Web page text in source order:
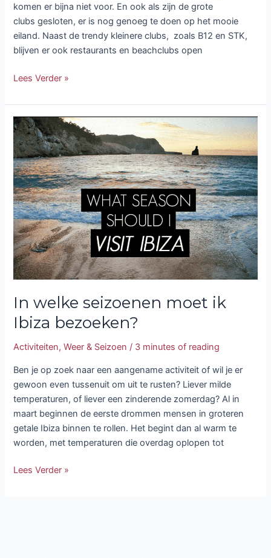
komen er bijna niet voor. En ook als zijn de grote
clubs gesloten, er is nog genoeg te doen op het mooie
eiland. Naast de trendy kleinere clubs, zoals B12 en STK,
blijven er ook restaurants en beachclubs open
Lees Verder »
In welke seizoenen moet ik
Ibiza bezoeken?
Activiteiten,Weer & Seizoen / 3 minutes of reading
Ben je op zoek naar een aangename activiteit of wil je er
gewoon even tussenuit om uit te rusten? Liever milde
temperaturen, of liever een zinderende zomerdag? Al in
maart beginnen de eerste drommen mensen in groteren
getale Ibiza binnen te rollen. Het begint dan al warm te
worden, met temperaturen die overdag oplopen tot
In
welke
seizoenen
moet
ik
Ibiza
bezoeken?
Lees Verder »